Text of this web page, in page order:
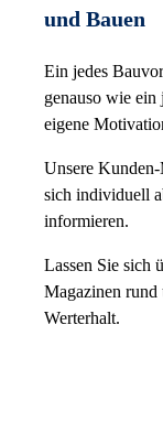
und Bauen
Ein jedes
genauso wie ein
eigene
Unsere
sich individuell
informieren.
Lassen Sie sich
Magazinen
Werterhalt.